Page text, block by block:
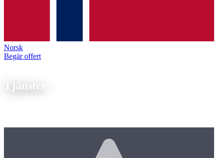
Norsk
Begär offert
Tjänster